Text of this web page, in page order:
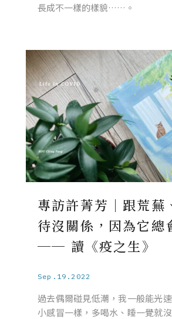
長成不一樣的樣貌……。
專訪許菁芳｜跟荒蕪
待沒關係，因為它總
── 讀《疫之生》
Sep.19.2022
過去偶爾碰見低潮，我一般能光
小感冒一樣，多喝水、睡一覺就